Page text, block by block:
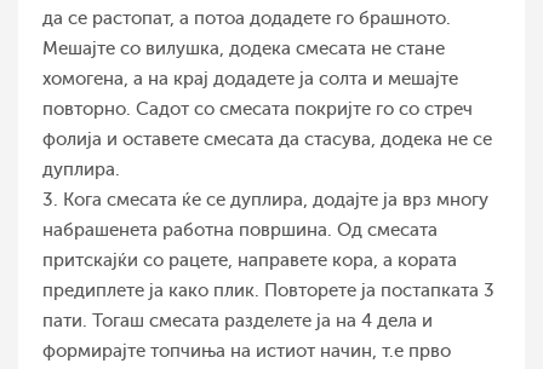
да се растопат, а потоа додадете го брашното.
Мешајте со вилушка, додека смесата не стане
хомогена, а на крај додадете ја солта и мешајте
повторно. Садот со смесата покријте го со стреч
фолија и оставете смесата да стасува, додека не се
дуплира.
3. Кога смесата ќе се дуплира, додајте ја врз многу
набрашенета работна површина. Од смесата
притскајќи со рацете, направете кора, а кората
предиплете ја како плик. Повторете ја постапката 3
пати. Тогаш смесата разделете ја на 4 дела и
формирајте топчиња на истиот начин, т.е прво